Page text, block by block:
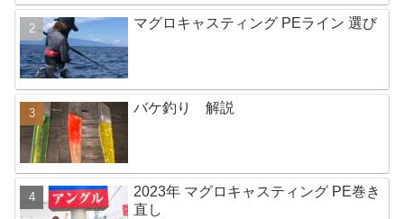
マグロキャスティング PEライン 選び
バケ釣り 解説
2023年 マグロキャスティング PE巻き
直し